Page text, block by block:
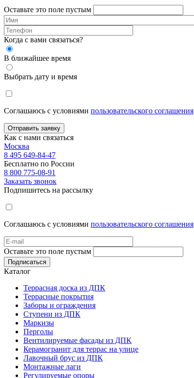
Оставьте это поле пустым
Когда с вами связаться?
В ближайшее время
Выбрать дату и время
Соглашаюсь с условиями пользовательского соглашения
Отправить заявку
Как с нами связаться
Москва
8 495 649-84-47
Бесплатно по России
8 800 775-08-91
Заказать звонок
Подпишитесь на рассылку
Соглашаюсь с условиями пользовательского соглашения
Оставьте это поле пустым
Подписаться
Каталог
Террасная доска из ДПК
Террасные покрытия
Заборы и ограждения
Ступени из ДПК
Маркизы
Перголы
Вентилируемые фасады из ДПК
Керамогранит для террас на улице
Лавочный брус из ДПК
Монтажные лаги
Регулируемые опоры